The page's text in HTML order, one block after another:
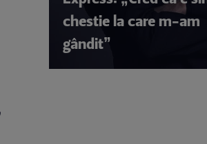
chestie la care m-am
gândit”